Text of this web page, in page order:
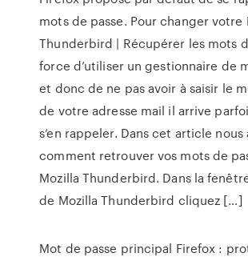
mots de passe. Pour changer votre
Thunderbird | Récupérer les mots
force d’utiliser un gestionnaire de
et donc de ne pas avoir à saisir le
de votre adresse mail il arrive
s’en rappeler. Dans cet article nous
comment retrouver vos mots de
Mozilla Thunderbird. Dans la
de Mozilla Thunderbird cliquez […]
Mot de passe principal Firefox :